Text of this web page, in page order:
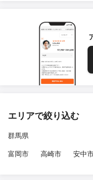
エリアで絞り込む
群馬県
富岡市
高崎市 安中